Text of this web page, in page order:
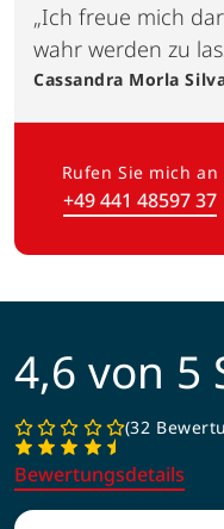
„Ich freue mich
wahr werden zu
Cassandra Morla
Rufen Sie mich an
+49 441 48597 37
(Link
4,6 von 5
32
Bewertungsdetails